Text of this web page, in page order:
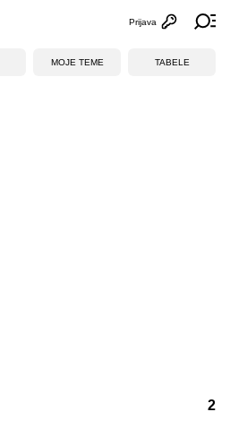
Otvori
Prijava
MOJE TEME TABELE
2